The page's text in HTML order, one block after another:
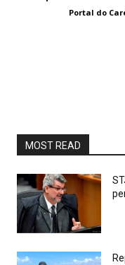
Portal do
MOST READ